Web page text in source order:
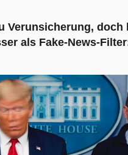
Verunsicherung,
als Fake-News-